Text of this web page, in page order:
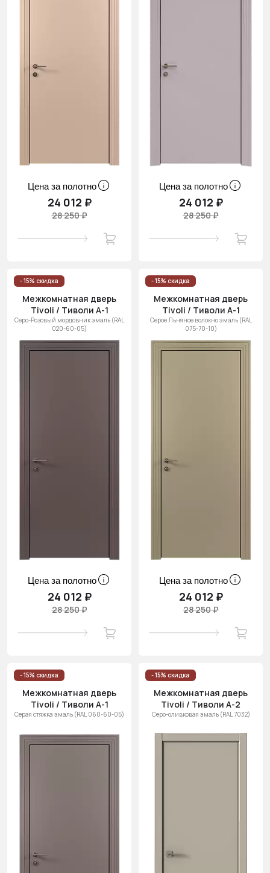
Цена за полотно
24 012 ₽
28 250 ₽
Цена за полотно
24 012 ₽
28 250 ₽
- 15% скидка
Межкомнатная дверь
Tivoli / Тиволи А-1
Серо-Розовый мордовник эмаль (RAL
020-60-05)
Цена за полотно
24 012 ₽
28 250 ₽
- 15% скидка
Межкомнатная дверь
Tivoli / Тиволи А-1
Серое Льняное волокно эмаль (RAL
075-70-10)
Цена за полотно
24 012 ₽
28 250 ₽
- 15% скидка
Межкомнатная дверь
Tivoli / Тиволи А-1
Серая стяжка эмаль (RAL 060-60-05)
- 15% скидка
Межкомнатная дверь
Tivoli / Тиволи А-2
Серо-оливковая эмаль (RAL 7032)